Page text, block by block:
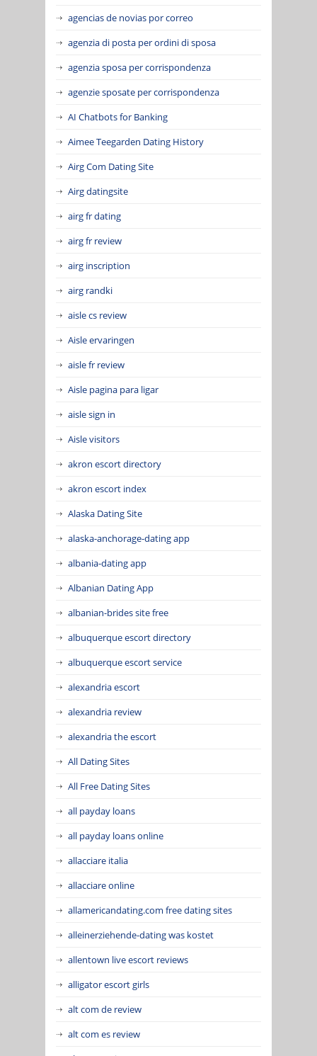
agencias de novias por correo
agenzia di posta per ordini di sposa
agenzia sposa per corrispondenza
agenzie sposate per corrispondenza
AI Chatbots for Banking
Aimee Teegarden Dating History
Airg Com Dating Site
Airg datingsite
airg fr dating
airg fr review
airg inscription
airg randki
aisle cs review
Aisle ervaringen
aisle fr review
Aisle pagina para ligar
aisle sign in
Aisle visitors
akron escort directory
akron escort index
Alaska Dating Site
alaska-anchorage-dating app
albania-dating app
Albanian Dating App
albanian-brides site free
albuquerque escort directory
albuquerque escort service
alexandria escort
alexandria review
alexandria the escort
All Dating Sites
All Free Dating Sites
all payday loans
all payday loans online
allacciare italia
allacciare online
allamericandating.com free dating sites
alleinerziehende-dating was kostet
allentown live escort reviews
alligator escort girls
alt com de review
alt com es review